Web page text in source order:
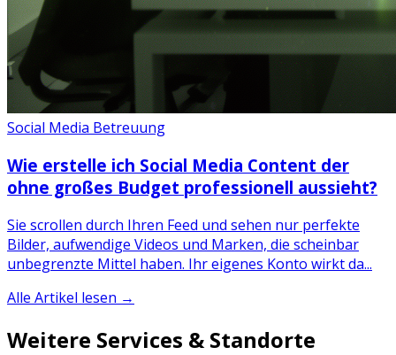
Social Media Betreuung
Wie erstelle ich Social Media Content der
ohne großes Budget professionell aussieht?
Sie scrollen durch Ihren Feed und sehen nur perfekte
Bilder, aufwendige Videos und Marken, die scheinbar
unbegrenzte Mittel haben. Ihr eigenes Konto wirkt da...
Alle Artikel lesen →
Weitere Services & Standorte